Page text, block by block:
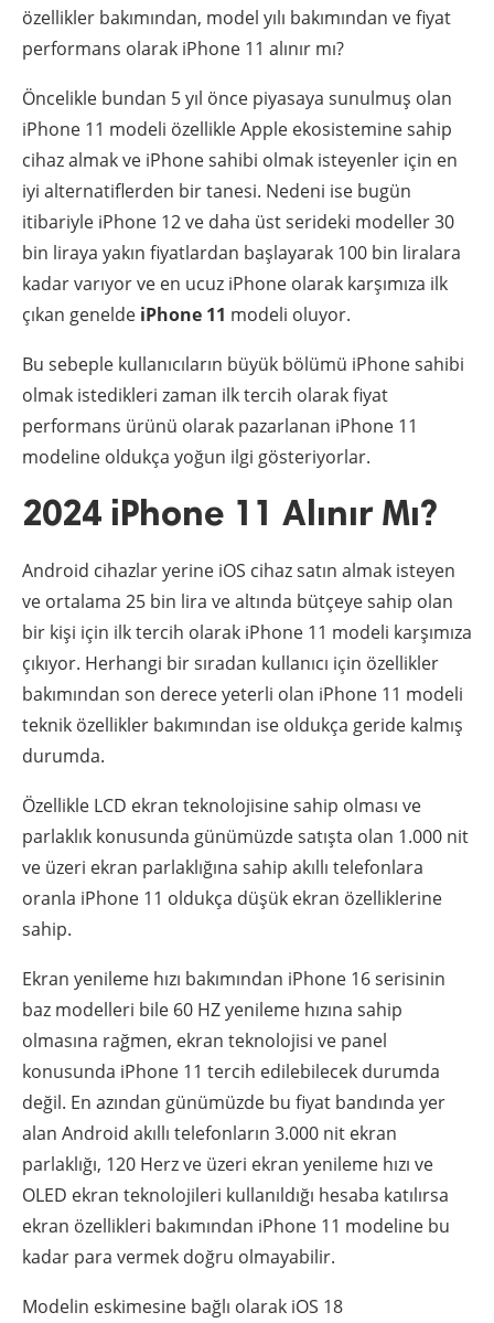
özellikler bakımından, model yılı bakımından ve fiyat
performans olarak iPhone 11 alınır mı?
Öncelikle bundan 5 yıl önce piyasaya sunulmuş olan
iPhone 11 modeli özellikle Apple ekosistemine sahip
cihaz almak ve iPhone sahibi olmak isteyenler için en
iyi alternatiflerden bir tanesi. Nedeni ise bugün
itibariyle iPhone 12 ve daha üst serideki modeller 30
bin liraya yakın fiyatlardan başlayarak 100 bin liralara
kadar varıyor ve en ucuz iPhone olarak karşımıza ilk
çıkan genelde iPhone 11 modeli oluyor.
Bu sebeple kullanıcıların büyük bölümü iPhone sahibi
olmak istedikleri zaman ilk tercih olarak fiyat
performans ürünü olarak pazarlanan iPhone 11
modeline oldukça yoğun ilgi gösteriyorlar.
2024 iPhone 11 Alınır Mı?
Android cihazlar yerine iOS cihaz satın almak isteyen
ve ortalama 25 bin lira ve altında bütçeye sahip olan
bir kişi için ilk tercih olarak iPhone 11 modeli karşımıza
çıkıyor. Herhangi bir sıradan kullanıcı için özellikler
bakımından son derece yeterli olan iPhone 11 modeli
teknik özellikler bakımından ise oldukça geride kalmış
durumda.
Özellikle LCD ekran teknolojisine sahip olması ve
parlaklık konusunda günümüzde satışta olan 1.000 nit
ve üzeri ekran parlaklığına sahip akıllı telefonlara
oranla iPhone 11 oldukça düşük ekran özelliklerine
sahip.
Ekran yenileme hızı bakımından iPhone 16 serisinin
baz modelleri bile 60 HZ yenileme hızına sahip
olmasına rağmen, ekran teknolojisi ve panel
konusunda iPhone 11 tercih edilebilecek durumda
değil. En azından günümüzde bu fiyat bandında yer
alan Android akıllı telefonların 3.000 nit ekran
parlaklığı, 120 Herz ve üzeri ekran yenileme hızı ve
OLED ekran teknolojileri kullanıldığı hesaba katılırsa
ekran özellikleri bakımından iPhone 11 modeline bu
kadar para vermek doğru olmayabilir.
Modelin eskimesine bağlı olarak iOS 18